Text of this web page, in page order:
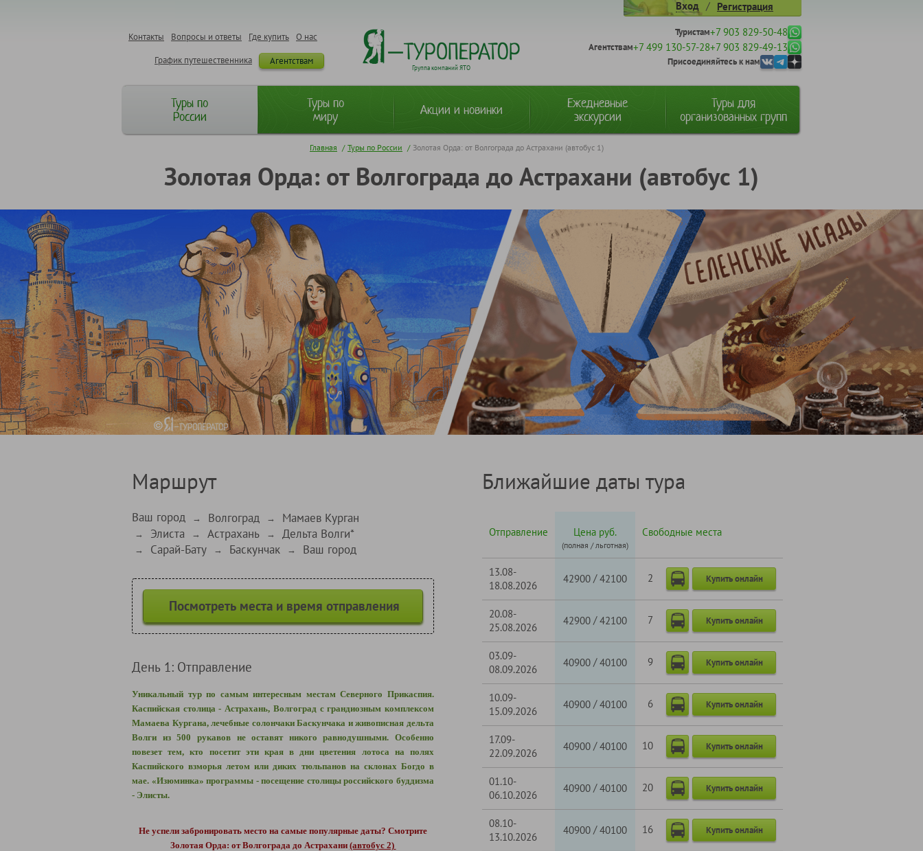
Вход / Регистрация
О нас
Где купить
Вопросы и ответы
Контакты
Агентствам
График путешественника
Группа компаний ЯТО
Туристам+7 903 829-50-48
Агентствам+7 499 130-57-28+7 903 829-49-13
Присоединяйтесь к нам
Туры по
России
Туры по
миру
Акции и новинки
Ежедневные
экскурсии
Туры для
организованных групп
Главная / Туры по России / Золотая Орда: от Волгограда до Астрахани (автобус 1)
Золотая Орда: от Волгограда до Астрахани (автобус 1)
Маршрут
Ваш город → Волгоград → Мамаев Курган
→ Элиста → Астрахань → Дельта Волги*
→ Сарай-Бату → Баскунчак → Ваш город
Посмотреть места и время отправления
День 1: Отправление
Уникальный тур по самым интересным местам Северного Прикаспия.
Каспийская столица - Астрахань, Волгоград с грандиозным комплексом
Мамаева Кургана, лечебные солончаки Баскунчака и живописная дельта
Волги из 500 рукавов не оставят никого равнодушными. Особенно
повезет тем, кто посетит эти края в дни цветения лотоса на полях
Каспийского взморья летом или диких тюльпанов на склонах Богдо в
мае. «Изюминка» программы - посещение столицы российского буддизма
- Элисты.
Не успели забронировать место на самые популярные даты? Смотрите
Золотая Орда: от Волгограда до Астрахани (автобус 2)
Ближайшие даты тура
Отправление Цена руб.
(полная / льготная)
Свободные места
13.08-
18.08.2026
42900 /42100 2 Купить онлайн
20.08-
25.08.2026
42900 /42100 7 Купить онлайн
03.09-
08.09.2026
40900 /40100 9 Купить онлайн
10.09-
15.09.2026
40900 /40100 6 Купить онлайн
17.09-
22.09.2026
40900 /40100 10 Купить онлайн
01.10-
06.10.2026
40900 /40100 20 Купить онлайн
08.10-
13.10.2026
40900 /40100 16 Купить онлайн